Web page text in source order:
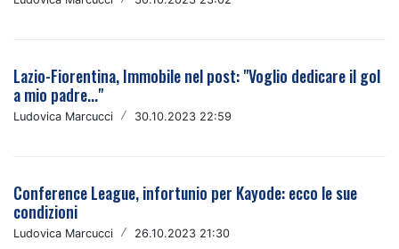
Lazio-Fiorentina, Immobile nel post: "Voglio dedicare il gol
a mio padre..."
Ludovica Marcucci / 30.10.2023 22:59
Conference League, infortunio per Kayode: ecco le sue
condizioni
Ludovica Marcucci / 26.10.2023 21:30